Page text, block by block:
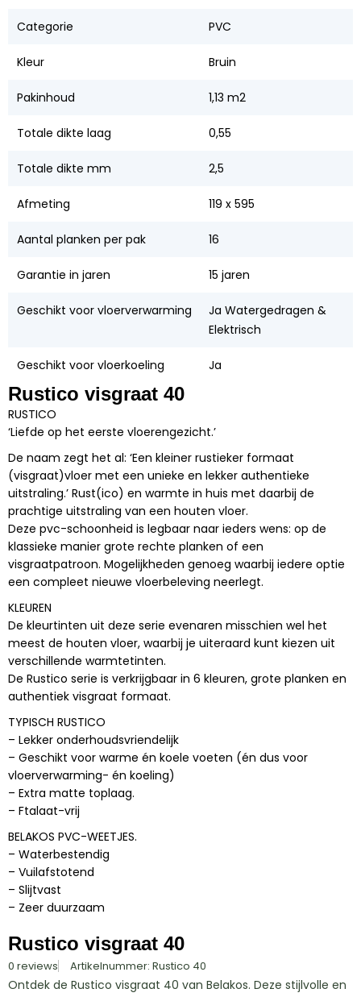
Categorie PVC
Kleur Bruin
Pakinhoud 1,13 m2
Totale dikte laag 0,55
Totale dikte mm 2,5
Afmeting 119 x 595
Aantal planken per pak 16
Garantie in jaren 15 jaren
Geschikt voor vloerverwarming
Ja Watergedragen &
Elektrisch
Geschikt voor vloerkoeling Ja
Rustico visgraat 40
RUSTICO
‘Liefde op het eerste vloerengezicht.’
De naam zegt het al: ‘Een kleiner rustieker formaat
(visgraat)vloer met een unieke en lekker authentieke
uitstraling.’ Rust(ico) en warmte in huis met daarbij de
prachtige uitstraling van een houten vloer.
Deze pvc-schoonheid is legbaar naar ieders wens: op de
klassieke manier grote rechte planken of een
visgraatpatroon. Mogelijkheden genoeg waarbij iedere optie
een compleet nieuwe vloerbeleving neerlegt.
KLEUREN
De kleurtinten uit deze serie evenaren misschien wel het
meest de houten vloer, waarbij je uiteraard kunt kiezen uit
verschillende warmtetinten.
De Rustico serie is verkrijgbaar in 6 kleuren, grote planken en
authentiek visgraat formaat.
TYPISCH RUSTICO
– Lekker onderhoudsvriendelijk
– Geschikt voor warme én koele voeten (én dus voor
vloerverwarming- én koeling)
– Extra matte toplaag.
– Ftalaat-vrij
BELAKOS PVC-WEETJES.
– Waterbestendig
– Vuilafstotend
– Slijtvast
– Zeer duurzaam
Rustico visgraat 40
0 reviews Artikelnummer: Rustico 40
Ontdek de Rustico visgraat 40 van Belakos. Deze stijlvolle en